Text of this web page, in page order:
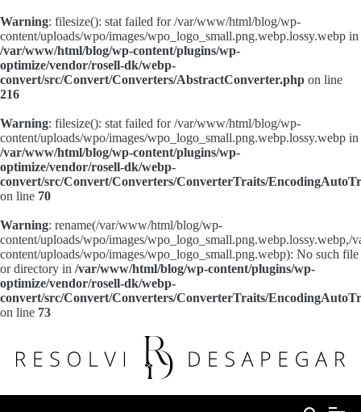
Warning: filesize(): stat failed for /var/www/html/blog/wp-
content/uploads/wpo/images/wpo_logo_small.png.webp.lossy.webp in
/var/www/html/blog/wp-content/plugins/wp-
optimize/vendor/rosell-dk/webp-
convert/src/Convert/Converters/AbstractConverter.php on line
216
Warning: filesize(): stat failed for /var/www/html/blog/wp-
content/uploads/wpo/images/wpo_logo_small.png.webp.lossy.webp in
/var/www/html/blog/wp-content/plugins/wp-
optimize/vendor/rosell-dk/webp-
convert/src/Convert/Converters/ConverterTraits/
on line 70
Warning: rename(/var/www/html/blog/wp-
content/uploads/wpo/images/
content/uploads/wpo/images/wpo_logo_small.png.webp): No such file
or directory in /var/www/html/blog/wp-content/plugins/wp-
optimize/vendor/rosell-dk/webp-
convert/src/Convert/Converters/ConverterTraits/
on line 73
conteúdo
Resolvi Desapegar